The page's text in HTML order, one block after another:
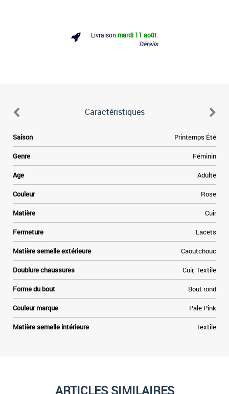
Livraison mardi 11 août
Détails
Caractéristiques
Saison Printemps Été
Genre Féminin
Age Adulte
Couleur Rose
Matière Cuir
Fermeture Lacets
Matière semelle extérieure Caoutchouc
Doublure chaussures Cuir, Textile
Forme du bout Bout rond
Couleur marque Pale Pink
Matière semelle intérieure Textile
ARTICLES SIMILAIRES